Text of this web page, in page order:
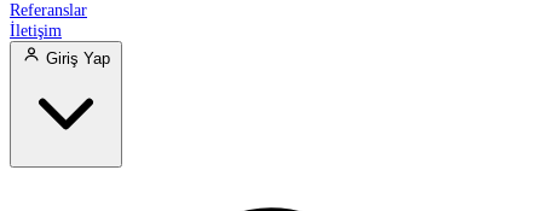
Referanslar
İletişim
Giriş Yap